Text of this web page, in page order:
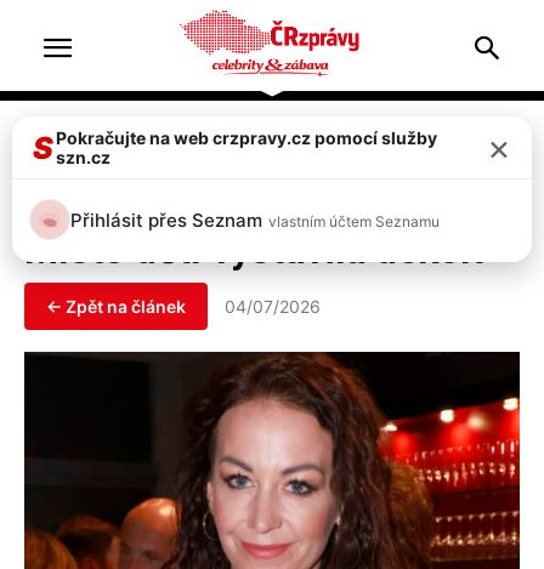
Celebrity
Agáta Hanychová prozřela:
Místo dětí vystavila dekolt
← Zpět na článek 04/07/2026
SPokračujte na web crzpravy.cz pomocí služby
szn.cz
×
Přihlásit přes Seznam vlastním účtem Seznamu